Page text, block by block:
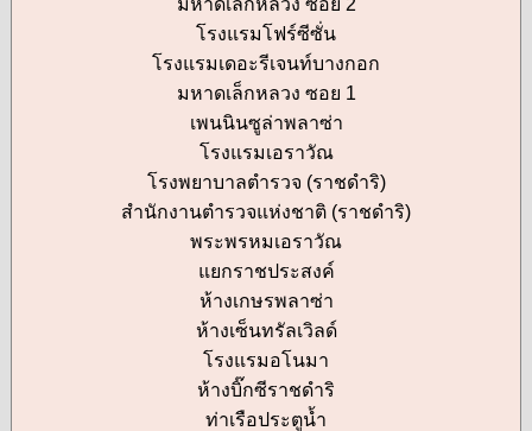
มหาดเล็กหลวง ซอย 2
โรงแรมโฟร์ซีซั่น
โรงแรมเดอะรีเจนท์บางกอก
มหาดเล็กหลวง ซอย 1
เพนนินซูล่าพลาซ่า
โรงแรมเอราวัณ
โรงพยาบาลตำรวจ (ราชดำริ)
สำนักงานตำรวจแห่งชาติ (ราชดำริ)
พระพรหมเอราวัณ
แยกราชประสงค์
ห้างเกษรพลาซ่า
ห้างเซ็นทรัลเวิลด์
โรงแรมอโนมา
ห้างบิ๊กซีราชดำริ
ท่าเรือประตูน้ำ